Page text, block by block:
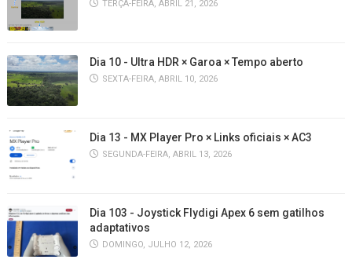
TERÇA-FEIRA, ABRIL 21, 2026
Dia 10 - Ultra HDR × Garoa × Tempo aberto
SEXTA-FEIRA, ABRIL 10, 2026
Dia 13 - MX Player Pro × Links oficiais × AC3
SEGUNDA-FEIRA, ABRIL 13, 2026
Dia 103 - Joystick Flydigi Apex 6 sem gatilhos
adaptativos
DOMINGO, JULHO 12, 2026